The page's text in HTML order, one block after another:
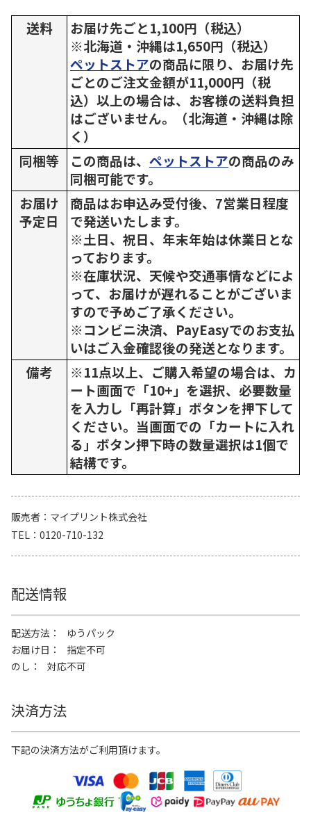
送料
お届け先ごと1,100円（税込）
※北海道・沖縄は1,650円（税込）
ペットストアの商品に限り、お届け先
ごとのご注文金額が11,000円（税
込）以上の場合は、お客様の送料負担
はございません。（北海道・沖縄は除
く）
同梱等
この商品は、 ペットストアの商品のみ
同梱可能です。
お届け
予定日
商品はお申込み受付後、7営業日程度
で発送いたします。
※土日、祝日、年末年始は休業日とな
っております。
※在庫状況、天候や交通事情などによ
って、お届けが遅れることがございま
すので予めご了承ください。
※コンビニ決済、PayEasyでのお支払
いはご入金確認後の発送となります。
備考
※11点以上、ご購入希望の場合は、カ
ート画面で「10+」を選択、必要数量
を入力し「再計算」ボタンを押下して
ください。当画面での「カートに入れ
る」ボタン押下時の数量選択は1個で
結構です。
販売者
マイプリント株式会社
TEL
0120-710-132
配送情報
配送方法
ゆうパック
お届け日
指定不可
のし
対応不可
決済方法
下記の決済方法がご利用頂けます。